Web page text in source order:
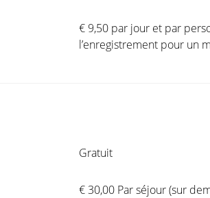
€ 9,50 par jour et par
l’enregistrement pour un
Gratuit
€ 30,00 Par séjour (sur